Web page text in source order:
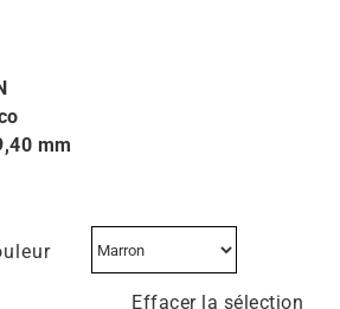
mm
Effacer la sélection